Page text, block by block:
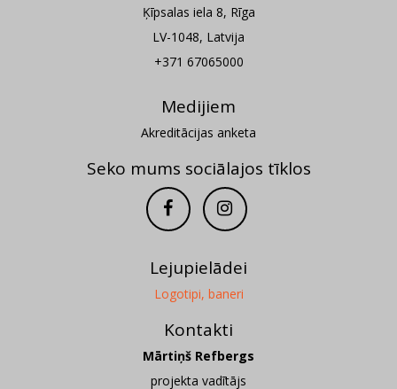
Ķīpsalas iela 8, Rīga
LV-1048, Latvija
+371 67065000
Medijiem
Akreditācijas anketa
Seko mums sociālajos tīklos
Lejupielādei
Logotipi, baneri
Kontakti
Mārtiņš Refbergs
projekta vadītājs